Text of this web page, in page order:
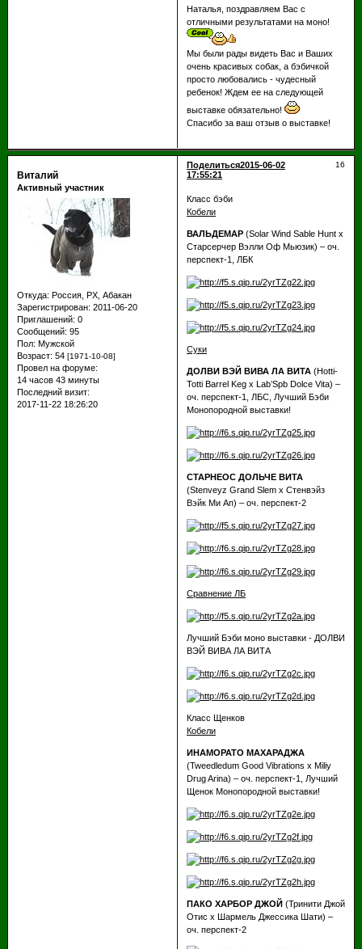
Наталья, поздравляем Вас с
отличными результатами на моно!
Мы были рады видеть Вас и Ваших
очень красивых собак, а бэбичкой
просто любовались - чудесный
ребенок! Ждем ее на следующей
выставке обязательно!
Спасибо за ваш отзыв о выставке!
Поделиться 16
2015-06-02
17:55:21
Виталий
Активный участник
Откуда: Россия, РХ, Абакан
Зарегистрирован: 2011-06-20
Приглашений: 0
Сообщений: 95
Пол: Мужской
Возраст: 54 [1971-10-08]
Провел на форуме:
14 часов 43 минуты
Последний визит:
2017-11-22 18:26:20
Класс бэби
Кобели
ВАЛЬДЕМАР(Solar Wind Sable Hunt х
Старсерчер Вэлли Оф Мьюзик) – оч.
перспект-1, ЛБК
Суки
ДОЛВИ ВЭЙ ВИВА ЛА ВИТА (Hotti-
Totti Barrel Keg х Lab’Spb Dolce Vita) –
оч. перспект-1, ЛБС, Лучший Бэби
Монопородной выставки!
СТАРНЕОС ДОЛЬЧЕ ВИТА
(Stenveyz Grand Slem х Стенвэйз
Вэйк Ми Ап) – оч. перспект-2
Сравнение ЛБ
Лучший Бэби моно выставки - ДОЛВИ
ВЭЙ ВИВА ЛА ВИТА
Класс Щенков
Кобели
ИНАМОРАТО МАХАРАДЖА
(Tweedledum Good Vibrations х Miliy
Drug Arina) – оч. перспект-1, Лучший
Щенок Монопородной выставки!
ПАКО ХАРБОР ДЖОЙ (Тринити Джой
Отис х Шармель Джессика Шати) –
оч. перспект-2